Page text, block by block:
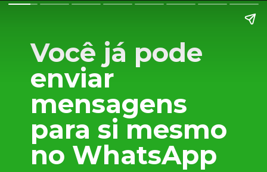
Você já pode
enviar
mensagens
para si mesmo
no WhatsApp